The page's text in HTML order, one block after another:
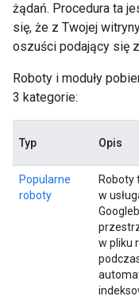
żądań. Procedura ta
się, że z Twojej
oszuści podający się
Roboty i moduły
3 kategorie:
Typ Opis
Popularne
roboty
Roboty
w
w pliku